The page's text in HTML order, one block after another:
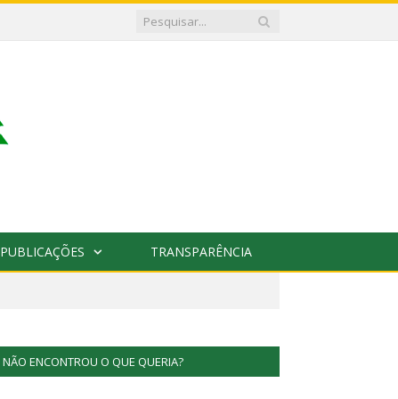
PUBLICAÇÕES TRANSPARÊNCIA
NÃO ENCONTROU O QUE QUERIA?